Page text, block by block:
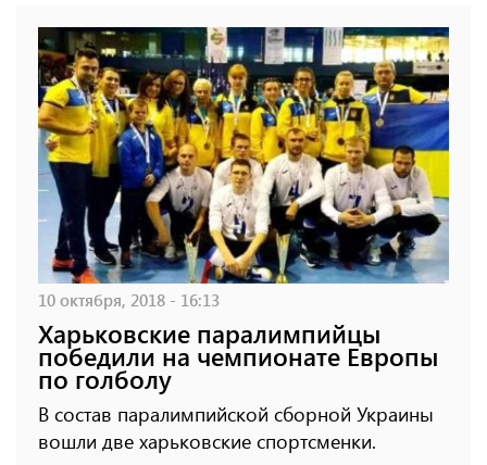
10 октября, 2018 - 16:13
Харьковские паралимпийцы
победили на чемпионате Европы
по голболу
В состав паралимпийской сборной Украины
вошли две харьковские спортсменки.